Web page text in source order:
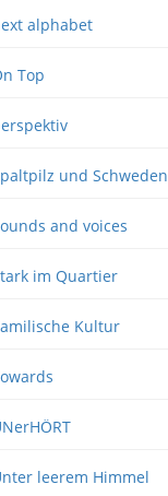
alphabet
Top
und
and voices
im Quartier
Kultur
leerem Himmel